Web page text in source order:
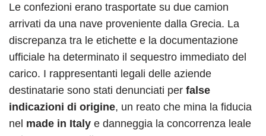
Le confezioni erano trasportate su due camion
arrivati da una nave proveniente dalla Grecia. La
discrepanza tra le etichette e la documentazione
ufficiale ha determinato il sequestro immediato del
carico. I rappresentanti legali delle aziende
destinatarie sono stati denunciati per false
indicazioni di origine, un reato che mina la fiducia
nel made in Italy e danneggia la concorrenza leale